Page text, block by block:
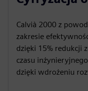
Calvià 2000 z
zakresie
dzięki 15% redukcji
czasu
dzięki wdrożeniu